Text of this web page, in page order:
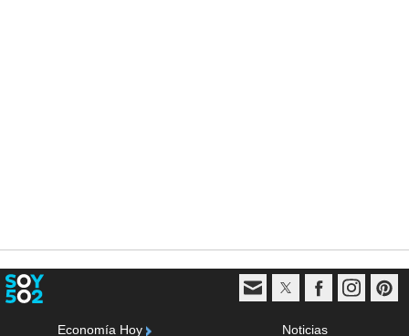
Economía Hoy Noticias